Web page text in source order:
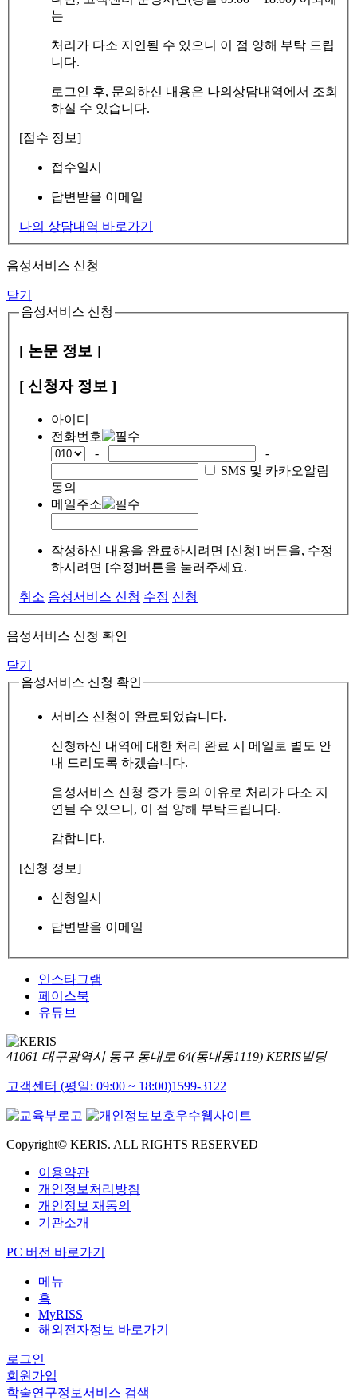
는
처리가 다소 지연될 수 있으니 이 점 양해 부탁 드립
니다.
로그인 후, 문의하신 내용은 나의상담내역에서 조회
하실 수 있습니다.
[접수 정보]
접수일시
답변받을 이메일
나의 상담내역 바로가기
음성서비스 신청
닫기
음성서비스 신청
[ 논문 정보 ]
[ 신청자 정보 ]
아이디
전화번호
-
-
SMS 및 카카오알림
동의
메일주소
작성하신 내용을 완료하시려면 [신청] 버튼을, 수정
하시려면 [수정]버튼을 눌러주세요.
취소 음성서비스 신청 수정 신청
음성서비스 신청 확인
닫기
음성서비스 신청 확인
서비스 신청이 완료되었습니다.
신청하신 내역에 대한 처리 완료 시 메일로 별도 안
내 드리도록 하겠습니다.
음성서비스 신청 증가 등의 이유로 처리가 다소 지
연될 수 있으니, 이 점 양해 부탁드립니다.
감합니다.
[신청 정보]
신청일시
답변받을 이메일
인스타그램
페이스북
유튜브
41061 대구광역시 동구 동내로 64(동내동1119) KERIS빌딩
고객센터 (평일: 09:00 ~ 18:00)1599-3122
Copyright© KERIS. ALL RIGHTS RESERVED
이용약관
개인정보처리방침
개인정보 재동의
기관소개
PC 버전 바로가기
메뉴
홈
MyRISS
해외전자정보 바로가기
로그인
회원가입
학술연구정보서비스 검색